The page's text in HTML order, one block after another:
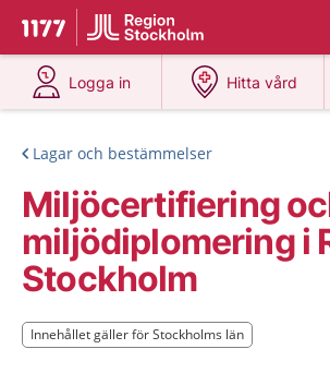
Till startsidan för 1177
Du har valt region
Logga in
på 1177.se
Hitta vård
på 1177.se
Lagar och bestämmelser
Miljöcertifiering
miljödiplomering i
Stockholm
Innehållet gäller för Stockholms län
Innehållet gäller för Stockholms län